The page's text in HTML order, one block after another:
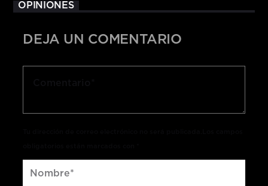
OPINIONES
DEJA UN COMENTARIO